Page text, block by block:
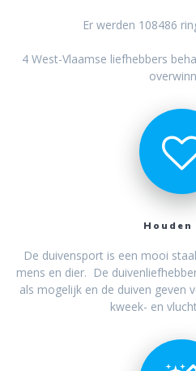
Er werden 108486
4 West-Vlaamse liefhebbers
Houden
De duivensport is een mooi
mens en dier. De
als mogelijk en de duiven geven
kweek- en